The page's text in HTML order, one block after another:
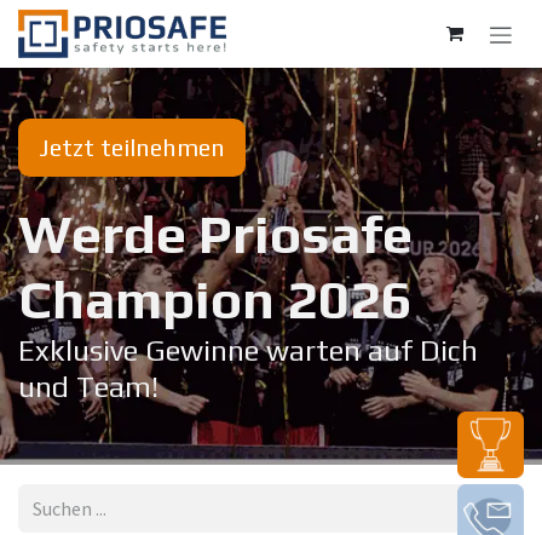
Zum Inhalt springen
Jetzt teilnehmen
Werde Priosafe
Champion 20​26
Exklusive Gewinne warten auf Dich
und Team!